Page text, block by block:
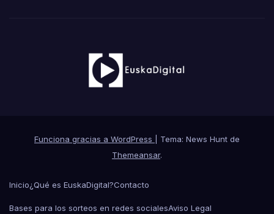
Funciona gracias a WordPress
Tema: News Hunt de
Themeansar.
Inicio¿Qué es EuskaDigital?Contacto
Bases para los sorteos en redes socialesAviso Legal